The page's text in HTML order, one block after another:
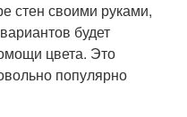
стен своими руками,
будет
цвета. Это
популярно